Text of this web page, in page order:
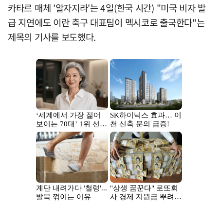
카타르 매체 '알자지라'는 4일(한국 시간) "미국 비자 발
급 지연에도 이란 축구 대표팀이 멕시코로 출국한다"는
제목의 기사를 보도했다.